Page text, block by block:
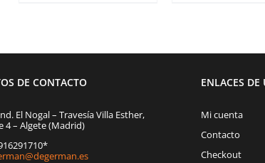
DE CONTACTO
El Nogal – Travesía Villa Esther,
4 – Algete (Madrid)
ENLACES DE
Mi cuenta
Contacto
Checkout